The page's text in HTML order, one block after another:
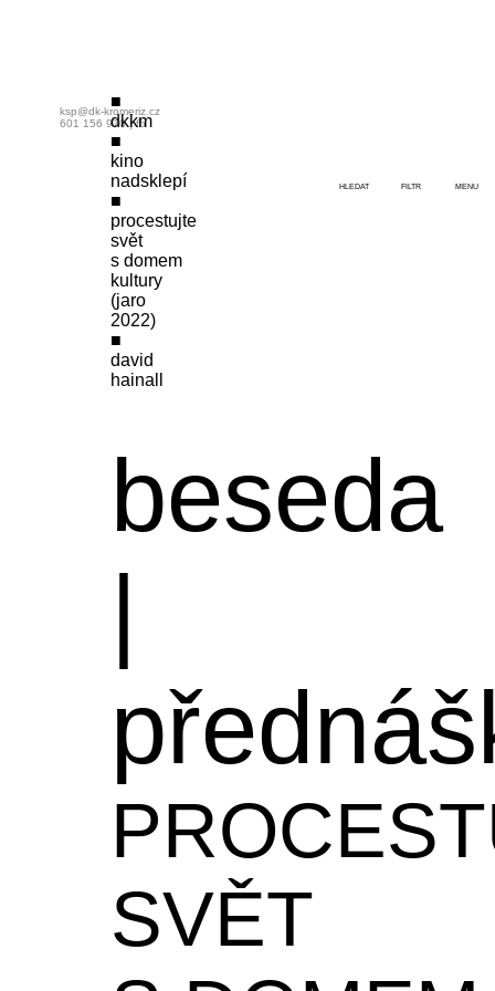
dkkm
kino
nadsklepí
procestujte
svět
s domem
kultury
(jaro
2022)
david
hainall
beseda
|
SVĚT
ksp@dk-kromeriz.cz
601 156 970 | fb
HLEDAT FILTR MENU